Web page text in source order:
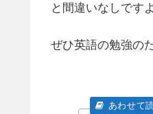
と間違いなしです
ぜひ英語の勉強の